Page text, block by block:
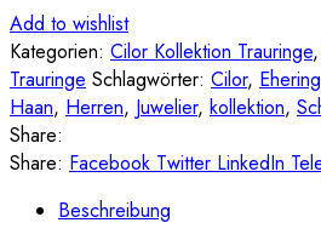
Add to wishlist
Kategorien: Cilor Kollektion Trauringe,
Trauringe Schlagwörter: Cilor,
Haan, Herren, Juwelier, kollektion,
Share:
Share: Facebook Twitter LinkedIn
Beschreibung